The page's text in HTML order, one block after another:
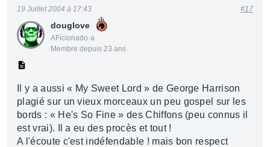
douglove
AFicionado·a
Membre depuis 23 ans
19 Juillet 2004 à 17:43 #17
Il y a aussi « My Sweet Lord » de George Harrison
plagié sur un vieux morceaux un peu gospel sur les
bords : « He's So Fine » des Chiffons (peu connus il
est vrai). Il a eu des procès et tout !
A l'écoute c'est indéfendable ! mais bon respect